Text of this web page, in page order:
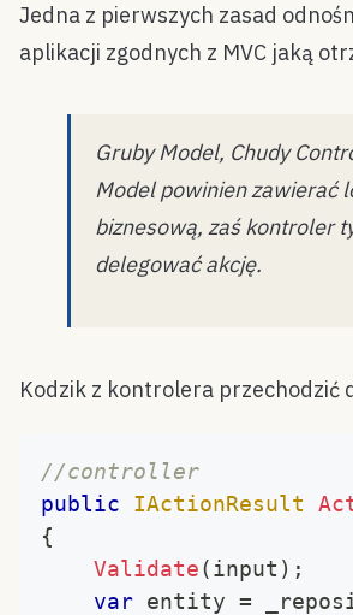
Jedna z pierwszych zasad
aplikacji zgodnych z MVC jaką
Gruby Model, Chudy
Model powinien zawierać
biznesową, zaś kontroler
delegować akcję.
Kodzik z kontrolera przechodzić
//controller
public
IActionResult
{
Validate(input ) ;
var entity =